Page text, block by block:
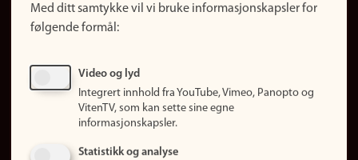
Finn studier
Ledige stillinger
Med ditt samtykke vil vi bruke informasjonskapsler for
følgende formål:
Video og lyd
Integrert innhold fra YouTube, Vimeo, Panopto og
VitenTV, som kan sette sine egne
informasjonskapsler.
Statistikk og analyse